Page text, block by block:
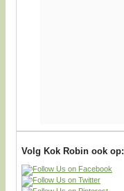
Volg Kok Robin ook op: